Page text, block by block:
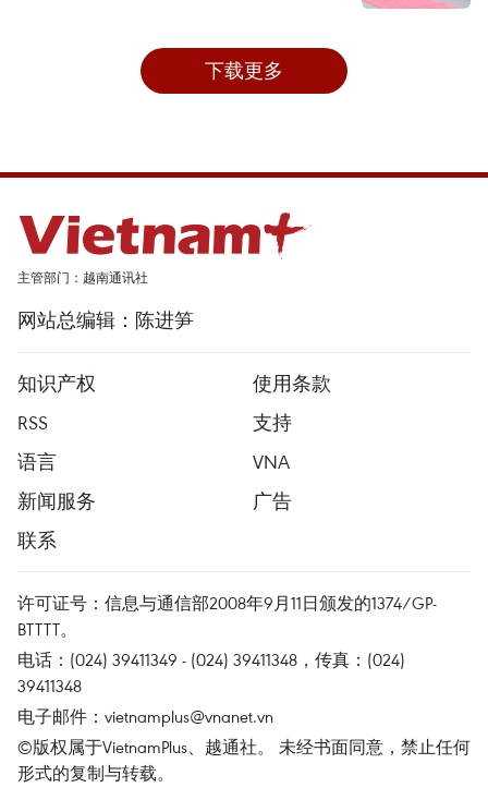
下载更多
主管部门：越南通讯社
网站总编辑：陈进笋
知识产权
使用条款
RSS
支持
语言
VNA
新闻服务
广告
联系
许可证号：信息与通信部2008年9月11日颁发的1374/GP-
BTTTT。
电话：(024) 39411349 - (024) 39411348，传真：(024)
39411348
电子邮件： vietnamplus@vnanet.vn
©版权属于VietnamPlus、越通社。 未经书面同意，禁止任何
形式的复制与转载。